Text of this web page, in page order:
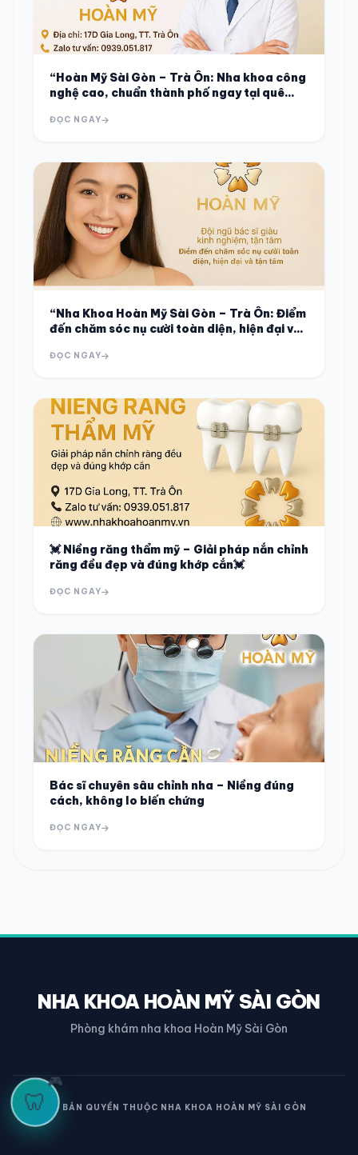
“Hoàn Mỹ Sài Gòn – Trà Ôn: Nha khoa công
nghệ cao, chuẩn thành phố ngay tại quê
ĐỌC NGAY
“Nha Khoa Hoàn Mỹ Sài Gòn – Trà Ôn: Điểm
đến chăm sóc nụ cười toàn diện, hiện đại và
ĐỌC NGAY
💓 Niềng răng thẩm mỹ – Giải pháp nắn chỉnh
răng đều đẹp và đúng khớp cắn💓
ĐỌC NGAY
Bác sĩ chuyên sâu chỉnh nha – Niềng đúng
cách, không lo biến chứng
ĐỌC NGAY
NHA KHOA HOÀN MỸ SÀI GÒN
Phòng khám nha khoa Hoàn Mỹ Sài Gòn
© BẢN QUYỀN THUỘC NHA KHOA HOÀN MỸ SÀI GÒN
🦷
🎮